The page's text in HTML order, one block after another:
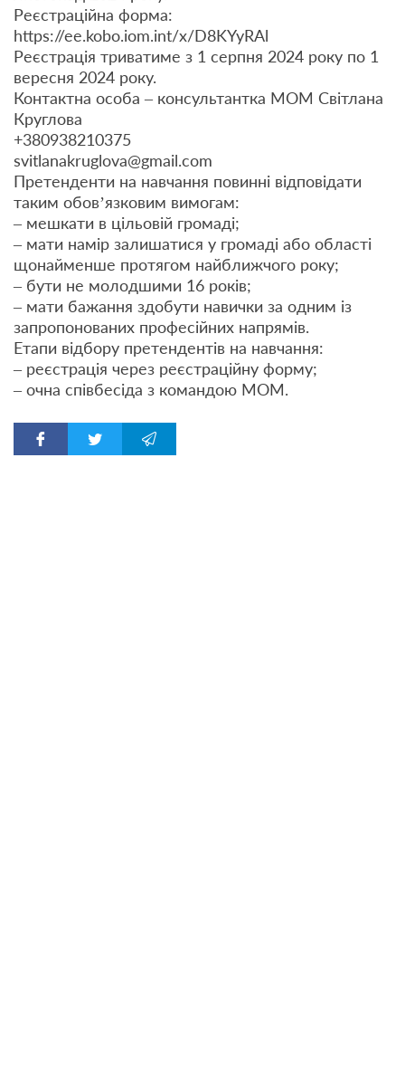
Реєстраційна форма:
https://ee.kobo.iom.int/x/D8KYyRAl
Реєстрація триватиме з 1 серпня 2024 року по 1
вересня 2024 року.
Контактна особа – консультантка МОМ Світлана
Круглова
+380938210375
svitlanakruglova@gmail.com
Претенденти на навчання повинні відповідати
таким обов’язковим вимогам:
– мешкати в цільовій громаді;
– мати намір залишатися у громаді або області
щонайменше протягом найближчого року;
– бути не молодшими 16 років;
– мати бажання здобути навички за одним із
запропонованих професійних напрямів.
Етапи відбору претендентів на навчання:
– реєстрація через реєстраційну форму;
– очна співбесіда з командою МОМ.